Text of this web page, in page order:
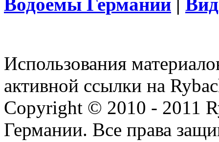
Водоёмы Германии |
Использования
активной ссылки на
Copyright © 2010 - 2011
Германии. Все права